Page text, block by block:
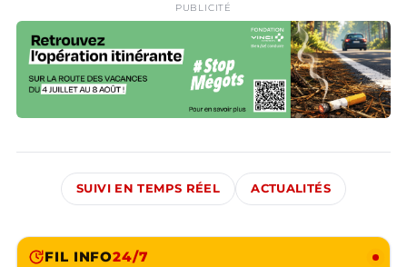
PUBLICITÉ
SUIVI EN TEMPS RÉEL ACTUALITÉS
FIL INFO24/7